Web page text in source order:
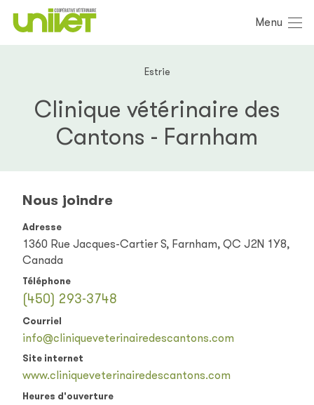
Menu
Estrie
Clinique vétérinaire des
Cantons - Farnham
Nous joindre
Adresse
1360 Rue Jacques-Cartier S, Farnham, QC J2N 1Y8,
Canada
Téléphone
(450) 293-3748
Courriel
info@cliniqueveterinairedescantons.com
Site internet
www.cliniqueveterinairedescantons.com
Heures d'ouverture